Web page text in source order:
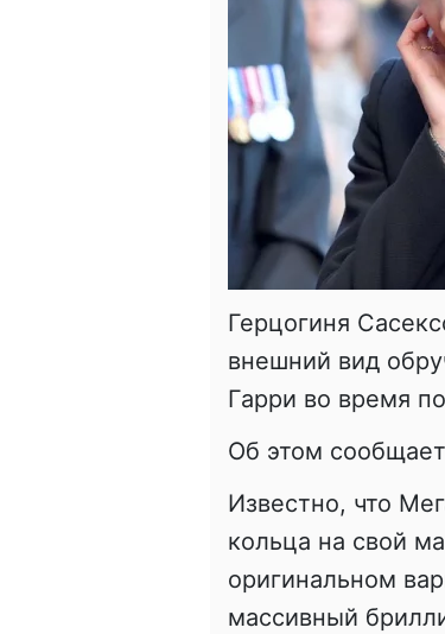
Герцогиня
внешний вид
Гарри во время
Об этом
Известно, что
кольца на свой
оригинальном
массивный